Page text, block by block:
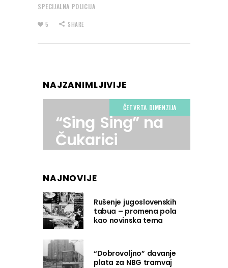
SPECIJALNA POLICIJA
5 SHARE
NAJZANIMLJIVIJE
ČETVRTA DIMENZIJA
“Sing Sing” na
Čukarici
NAJNOVIJE
Rušenje jugoslovenskih
tabua – promena pola
kao novinska tema
“Dobrovoljno” davanje
plata za NBG tramvaj